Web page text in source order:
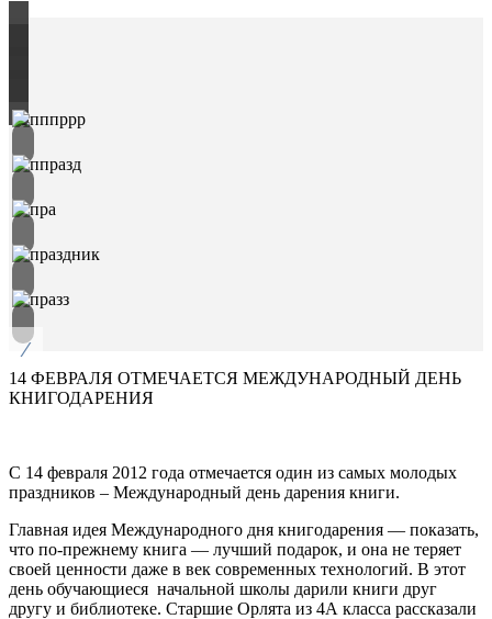
/
14 ФЕВРАЛЯ ОТМЕЧАЕТСЯ МЕЖДУНАРОДНЫЙ ДЕНЬ
КНИГОДАРЕНИЯ
С 14 февраля 2012 года отмечается один из самых молодых
праздников – Международный день дарения книги.
Главная идея Международного дня книгодарения — показать,
что по-прежнему книга — лучший подарок, и она не теряет
своей ценности даже в век современных технологий. В этот
день обучающиеся начальной школы дарили книги друг
другу и библиотеке. Старшие Орлята из 4А класса рассказали